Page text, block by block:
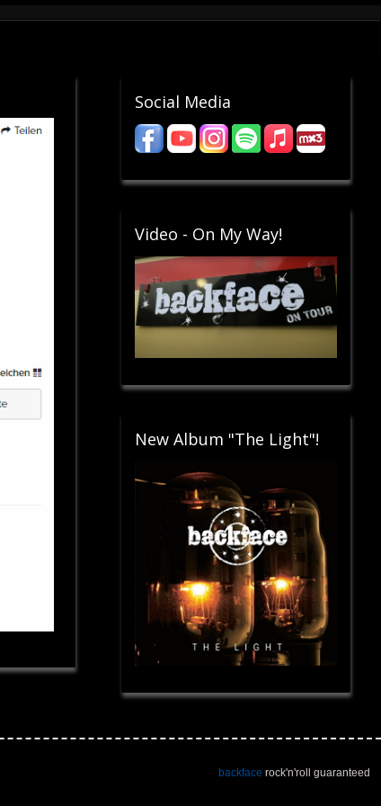
Social Media
Video - On My Way!
New Album "The Light"!
backface rock'n'roll guaranteed